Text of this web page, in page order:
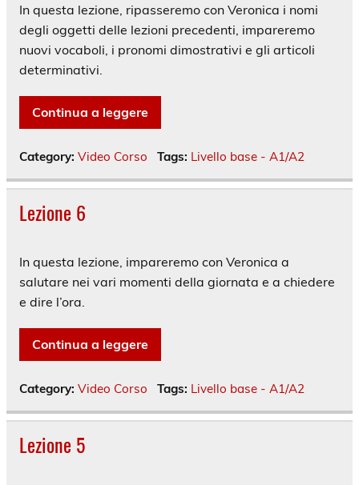
In questa lezione, ripasseremo con Veronica i nomi
degli oggetti delle lezioni precedenti, impareremo
nuovi vocaboli, i pronomi dimostrativi e gli articoli
determinativi.
Continua a leggere
Category: Video Corso Tags: Livello base - A1/A2
Lezione 6
In questa lezione, impareremo con Veronica a
salutare nei vari momenti della giornata e a chiedere
e dire l’ora.
Continua a leggere
Category: Video Corso Tags: Livello base - A1/A2
Lezione 5